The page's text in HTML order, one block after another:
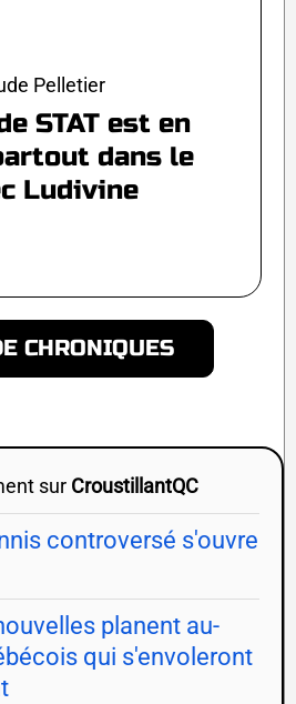
Pelletier
STAT est en
dans le
Ludivine
CHRONIQUES
sur CroustillantQC
controversé s'ouvre
planent au-
qui s'envoleront